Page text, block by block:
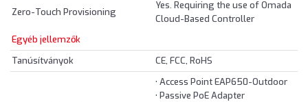
Zero-Touch Provisioning
Yes. Requiring the use of Omada
Cloud-Based Controller
Egyéb jellemzők
Tanúsítványok
CE, FCC, RoHS
• Access Point EAP650-Outdoor
• Passive PoE Adapter